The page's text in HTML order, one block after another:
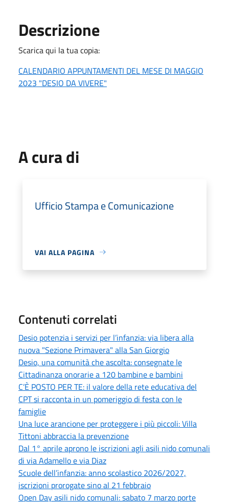
Descrizione
Scarica qui la tua copia:
CALENDARIO APPUNTAMENTI DEL MESE DI MAGGIO
2023 "DESIO DA VIVERE"
A cura di
Ufficio Stampa e Comunicazione
VAI ALLA PAGINA
Contenuti correlati
Desio potenzia i servizi per l’infanzia: via libera alla
nuova "Sezione Primavera" alla San Giorgio
Desio, una comunità che ascolta: consegnate le
Cittadinanza onorarie a 120 bambine e bambini
C’È POSTO PER TE: il valore della rete educativa del
CPT si racconta in un pomeriggio di festa con le
famiglie
Una luce arancione per proteggere i più piccoli: Villa
Tittoni abbraccia la prevenzione
Dal 1° aprile aprono le iscrizioni agli asili nido comunali
di via Adamello e via Diaz
Scuole dell’infanzia: anno scolastico 2026/2027,
iscrizioni prorogate sino al 21 febbraio
Open Day asili nido comunali: sabato 7 marzo porte